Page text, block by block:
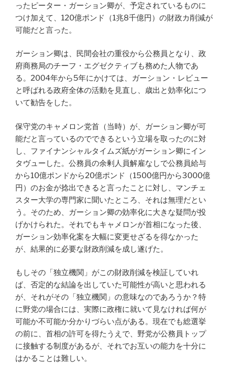
ったピーター・ガーション卿が、予定されているものに
つけ加えて、120億ポンド（1兆8千億円）の財政カ削減が
可能だと言った。
ガーション卿は、民間会社の重役から公務員となり、政
府商務局のチーフ・エグゼクティブも務めた人物であ
る。2004年から5年にかけては、ガーション・レビュー
と呼ばれる政府全体の活動を見直し、歳出と効率化につ
いて勧告をした。
保守党のキャメロン党首（当時）が、ガーション卿が可
能だと言っているのでできるという立場を取ったのに対
し、ファイナンシャルタイムズ紙がガーション卿にイン
タヴューした。公務員の余剰人員解雇なしで公務員給与
から10億ポンドから20億ポンド（1500億円から3000億
円）のお金が捻出できると言ったことに対し、マンチェ
スター大学の専門家に聞いたところ、それは無理だとい
う。そのため、ガーション卿の効率化に大きな疑問が投
げかけられた。それでもキャメロンが首相になった後、
ガーション効率化案を大幅に変更せざるを得なかった
が、結果的に必要な財政削減を成し遂げた。
もしその「独立機関」がこの財政削減を検証していれ
ば、否定的な結論を出していた可能性が高いと思われる
が、それがその「独立機関」の意味なのであろうか？特
に野党の場合には、実際に政権に就いて見なければ何が
可能か不可能か分かりづらい点がある。現在でも総選挙
の前に、首相の許可を得たうえで、野党が公務員トップ
に接触する制度があるが、それでお互いの能力を十分に
はかることは難しい。